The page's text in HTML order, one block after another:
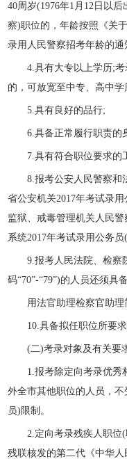
40周岁(1976年1月12日以
察)职位的，年龄按照《关
录用人民警察招考年龄的通
4.具有大专以上学历;考
的，可放宽至中专、高中学
5.具有良好的品行;
6.具备正常履行职责的
7.具有符合职位要求的
8.报考公安人民警察和
省公安机关2017年考试录
监狱、戒毒管理机关人民
系统2017年考试录用公务
9.报考人民法院、检察
码“70”-“79”)的人员还须具
用法官助理检察官助理
10.具备拟任职位所要求
(二)考录对象及有关要
1.报考除定向考录优秀
外全市其他职位的人员，
员)限制。
2.定向考录残疾人职位(
残联核发的第二代《中华